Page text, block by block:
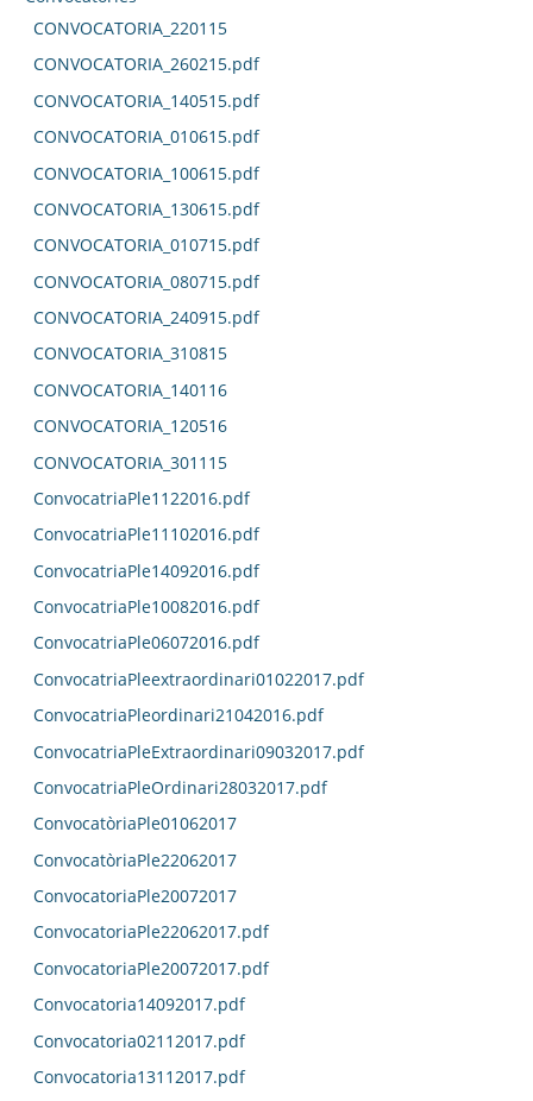
CONVOCATORIA_220115
CONVOCATORIA_260215.pdf
CONVOCATORIA_140515.pdf
CONVOCATORIA_010615.pdf
CONVOCATORIA_100615.pdf
CONVOCATORIA_130615.pdf
CONVOCATORIA_010715.pdf
CONVOCATORIA_080715.pdf
CONVOCATORIA_240915.pdf
CONVOCATORIA_310815
CONVOCATORIA_140116
CONVOCATORIA_120516
CONVOCATORIA_301115
ConvocatriaPle1122016.pdf
ConvocatriaPle11102016.pdf
ConvocatriaPle14092016.pdf
ConvocatriaPle10082016.pdf
ConvocatriaPle06072016.pdf
ConvocatriaPleextraordinari01022017.pdf
ConvocatriaPleordinari21042016.pdf
ConvocatriaPleExtraordinari09032017.pdf
ConvocatriaPleOrdinari28032017.pdf
ConvocatòriaPle01062017
ConvocatòriaPle22062017
ConvocatoriaPle20072017
ConvocatoriaPle22062017.pdf
ConvocatoriaPle20072017.pdf
Convocatoria14092017.pdf
Convocatoria02112017.pdf
Convocatoria13112017.pdf